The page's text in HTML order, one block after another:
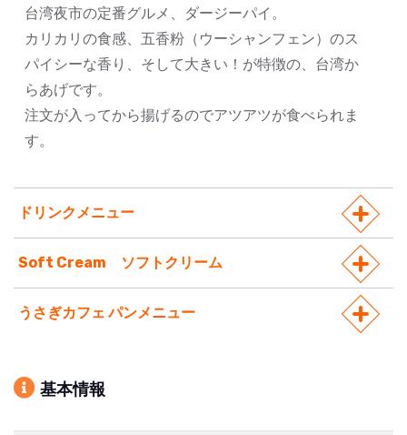
台湾夜市の定番グルメ、ダージーパイ。
カリカリの食感、五香粉（ウーシャンフェン）のス
パイシーな香り、そして大きい！が特徴の、台湾か
らあげです。
注文が入ってから揚げるのでアツアツが食べられま
す。
ドリンクメニュー
Soft Cream ソフトクリーム
うさぎカフェ パンメニュー
基本情報